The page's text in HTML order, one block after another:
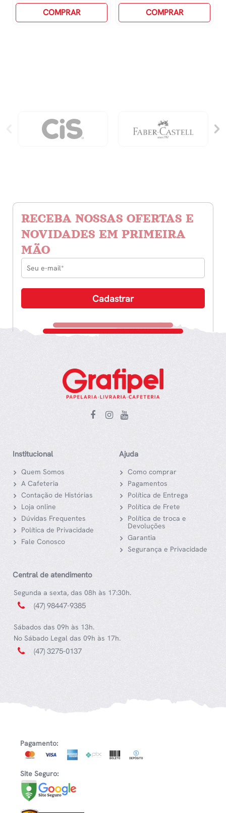
Six
quantidade
COMPRAR COMPRAR
RECEBA NOSSAS OFERTAS E
NOVIDADES EM PRIMEIRA
MÃO
Institucional
Quem Somos
A Cafeteria
Contação de Histórias
Loja online
Dúvidas Frequentes
Política de Privacidade
Fale Conosco
Ajuda
Como comprar
Pagamentos
Política de Entrega
Política de Frete
Política de troca e
Devoluções
Garantia
Segurança e Privacidade
Central de atendimento
Segunda a sexta, das 08h às 17:30h.
(47) 98447-9385
Sábados das 09h às 13h.
No Sábado Legal das 09h às 17h.
(47) 3275-0137
Pagamento:
Site Seguro: